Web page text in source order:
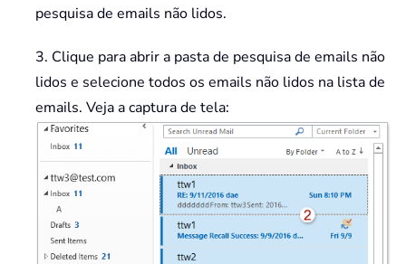
pesquisa de emails não lidos.
3. Clique para abrir a pasta de pesquisa de emails não
lidos e selecione todos os emails não lidos na lista de
emails. Veja a captura de tela: